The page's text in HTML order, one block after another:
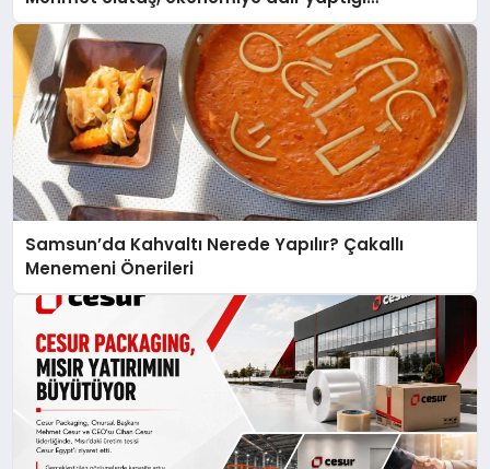
açıklamada şunları kaydetti:
Samsun’da Kahvaltı Nerede Yapılır? Çakallı
Menemeni Önerileri